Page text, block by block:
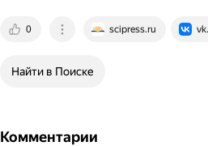
0 scipress.ru
Найти в Поиске
Комментарии